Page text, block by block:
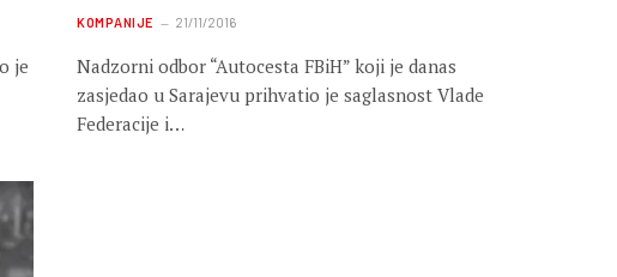
je
KOMPANIJE 21/11/2016
Nadzorni odbor “Autocesta FBiH” koji je danas
zasjedao u Sarajevu prihvatio je saglasnost Vlade
Federacije i…